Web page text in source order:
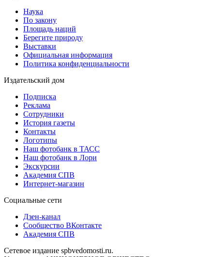
Наука
По закону
Площадь наций
Берегите природу
Выставки
Официальная информация
Политика конфиденциальности
Издательский дом
Подписка
Реклама
Сотрудники
История газеты
Контакты
Логотипы
Наш фотобанк в ТАСС
Наш фотобанк в Лори
Экскурсии
Академия СПВ
Интернет-магазин
Социальные сети
Дзен-канал
Сообщество ВКонтакте
Академия СПВ
Сетевое издание spbvedomosti.ru.